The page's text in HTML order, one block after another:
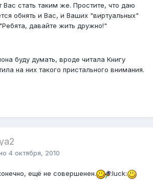
Вас стать таким же. Простите, что даю
обнять и Вас, и Ваших "виртуальных"
давайте жить дружно!"
буду думать, вроде читала Книгу
на них такого пристального внимания.
4 октября, 2010
ещё не совершенен. :luck: